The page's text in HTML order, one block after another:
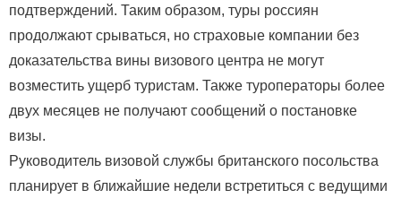
подтверждений. Таким образом, туры россиян
продолжают срываться, но страховые компании без
доказательства вины визового центра не могут
возместить ущерб туристам. Также туроператоры более
двух месяцев не получают сообщений о постановке
визы.
Руководитель визовой службы британского посольства
планирует в ближайшие недели встретиться с ведущими